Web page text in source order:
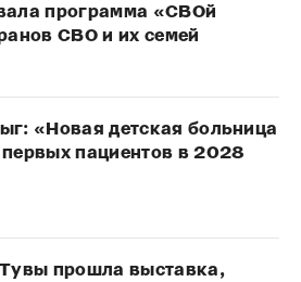
программа «СВОй
СВО и их семей
«Новая детская больница
пациентов в 2028
прошла выставка,